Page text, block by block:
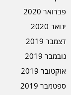
פברואר 2020
ינואר 2020
דצמבר 2019
נובמבר 2019
אוקטובר 2019
ספטמבר 2019